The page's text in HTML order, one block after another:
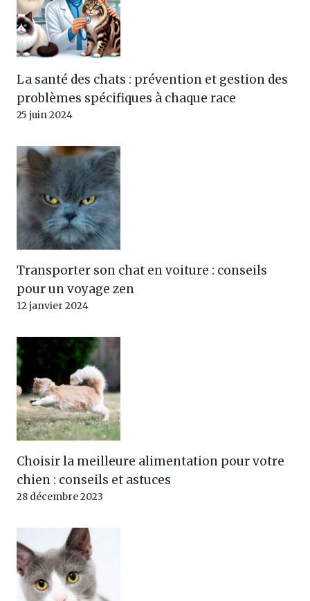
La santé des chats : prévention et gestion des
problèmes spécifiques à chaque race
25 juin 2024
Transporter son chat en voiture : conseils
pour un voyage zen
12 janvier 2024
Choisir la meilleure alimentation pour votre
chien : conseils et astuces
28 décembre 2023